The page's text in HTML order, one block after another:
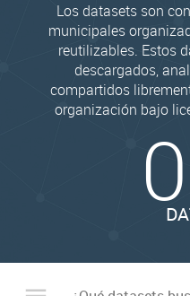
Los datasets son
municipales
reutilizables. Estos
descargados,
compartidos
organización bajo